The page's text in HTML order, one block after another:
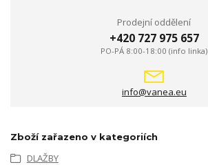
Prodejní oddělení
+420 727 975 657
PO-PÁ 8:00-18:00 (info linka)
info@vanea.eu
Zboží zařazeno v kategoriích
DLAŽBY